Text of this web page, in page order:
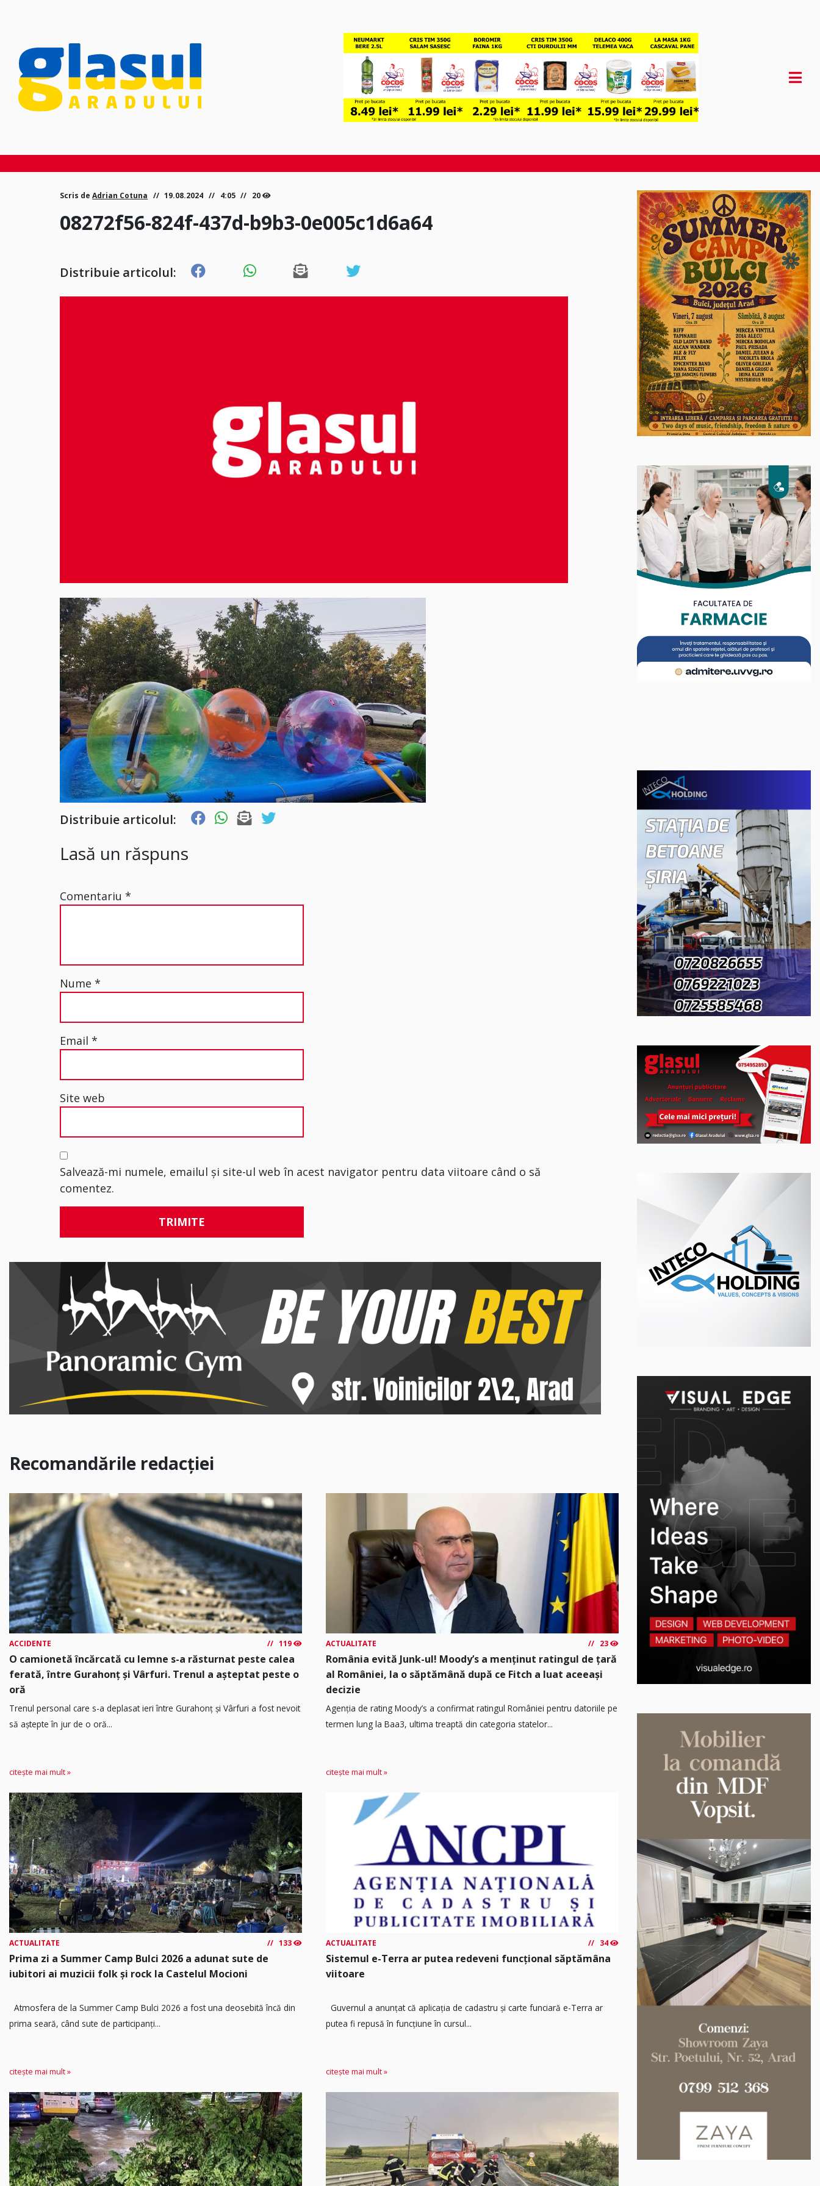
Scris deAdrian Cotuna 19.08.2024 4:05 20
08272f56-824f-437d-b9b3-0e005c1d6a64
Distribuie articolul:
Distribuie articolul:
Lasă un răspuns
Comentariu*
Nume*
Email*
Site web
Salvează-mi numele, emailul și site-ul web în acest navigator pentru data viitoare când o să
comentez.
Recomandările redacției
ACCIDENTE 119
O camionetă încărcată cu lemne s-a răsturnat peste calea
ferată, între Gurahonț și Vârfuri. Trenul a așteptat peste o
oră
Trenul personal care s-a deplasat ieri între Gurahonț și Vârfuri a fost nevoit
să aștepte în jur de o oră...
citește mai mult »
ACTUALITATE 23
România evită Junk-ul! Moody’s a menținut ratingul de țară
al României, la o săptămână după ce Fitch a luat aceeași
decizie
Agenția de rating Moody’s a confirmat ratingul României pentru datoriile pe
termen lung la Baa3, ultima treaptă din categoria statelor...
citește mai mult »
ACTUALITATE 133
Prima zi a Summer Camp Bulci 2026 a adunat sute de
iubitori ai muzicii folk și rock la Castelul Mocioni
Atmosfera de la Summer Camp Bulci 2026 a fost una deosebită încă din
prima seară, când sute de participanți...
citește mai mult »
ACTUALITATE 34
Sistemul e-Terra ar putea redeveni funcțional săptămâna
viitoare
Guvernul a anunțat că aplicația de cadastru și carte funciară e-Terra ar
putea fi repusă în funcțiune în cursul...
citește mai mult »